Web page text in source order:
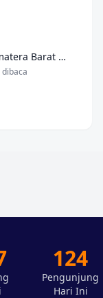
Dinas Sosial Provinsi Sumatera Barat Serahkan Bantuan bagi Korban Kebakaran di Kota Pariaman
dibaca
124
Pengunjung
Hari Ini